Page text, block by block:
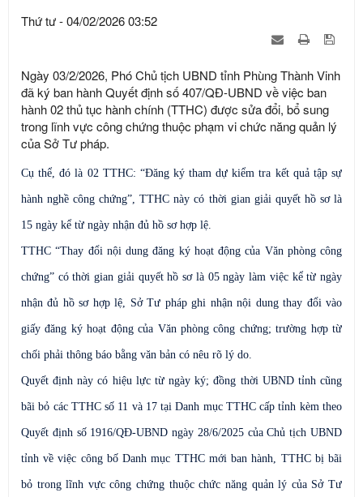
Thứ tư - 04/02/2026 03:52
Ngày 03/2/2026, Phó Chủ tịch UBND tỉnh Phùng Thành Vinh
đã ký ban hành Quyết định số 407/QĐ-UBND về việc ban
hành 02 thủ tục hành chính (TTHC) được sửa đổi, bổ sung
trong lĩnh vực công chứng thuộc phạm vi chức năng quản lý
của Sở Tư pháp.
Cụ thể, đó là 02 TTHC: “Đăng ký tham dự kiểm tra kết quả tập sự
hành nghề công chứng”, TTHC này có thời gian giải quyết hồ sơ là
15 ngày kể từ ngày nhận đủ hồ sơ hợp lệ.
TTHC “Thay đổi nội dung đăng ký hoạt động của Văn phòng công
chứng” có thời gian giải quyết hồ sơ là 05 ngày làm việc kể từ ngày
nhận đủ hồ sơ hợp lệ, Sở Tư pháp ghi nhận nội dung thay đổi vào
giấy đăng ký hoạt động của Văn phòng công chứng; trường hợp từ
chối phải thông báo bằng văn bản có nêu rõ lý do.
Quyết định này có hiệu lực từ ngày ký; đồng thời UBND tỉnh cũng
bãi bỏ các TTHC số 11 và 17 tại Danh mục TTHC cấp tỉnh kèm theo
Quyết định số 1916/QĐ-UBND ngày 28/6/2025 của Chủ tịch UBND
tỉnh về việc công bố Danh mục TTHC mới ban hành, TTHC bị bãi
bỏ trong lĩnh vực công chứng thuộc chức năng quản lý của Sở Tư